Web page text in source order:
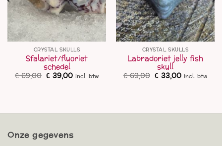
CRYSTAL SKULLS
Sfalariet/fluoriet
schedel
€69,00 Oorspronkelijke
prijs
€ 39,00Huidige
prijs
incl. btw
CRYSTAL SKULLS
Labradoriet jelly fish
skull
€69,00 Oorspronkelijke
prijs
€ 33,00Huidige
prijs
incl. btw
Onze gegevens